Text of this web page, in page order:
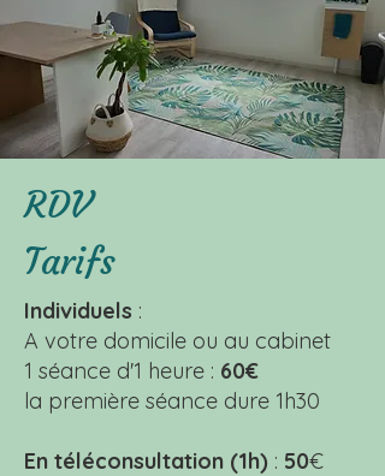
RDV
Tarifs
Individuels :
A votre domicile ou au cabinet
1 séance d'1 heure : 60€
la première séance dure 1h30
En téléconsultation (1h) : 50€